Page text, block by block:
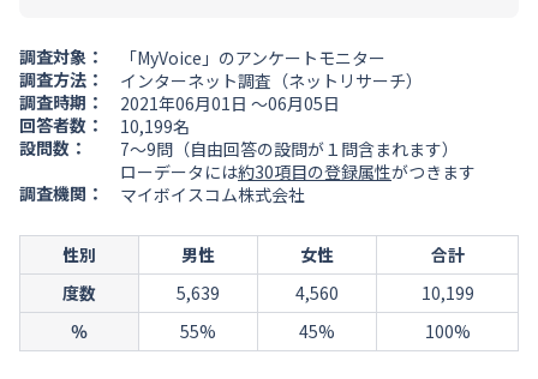
調査対象：
「MyVoice」のアンケートモニター
調査方法：
インターネット調査（ネットリサーチ）
調査時期：
2021年06月01日 ～06月05日
回答者数：
10,199名
設問数：
7～9問（自由回答の設問が１問含まれます）
ローデータには約30項目の登録属性がつきます
調査機関：
マイボイスコム株式会社
性別 男性 女性
合計
度数
5,639 4,560
10,199
％
55% 45% 100%